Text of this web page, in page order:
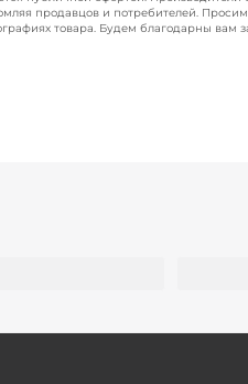
продавцов и потребителей.
товара. Будем благодарны вам